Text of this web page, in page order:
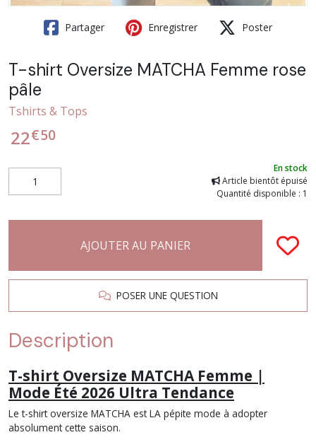
Partager Enregistrer Poster
T-shirt Oversize MATCHA Femme rose
pâle
Tshirts & Tops
22€50
En stock
Article bientôt épuisé
Quantité disponible : 1
AJOUTER AU PANIER
POSER UNE QUESTION
Description
T-shirt Oversize MATCHA Femme |
Mode Été 2026 Ultra Tendance
Le t-shirt oversize MATCHA est LA pépite mode à adopter
absolument cette saison.